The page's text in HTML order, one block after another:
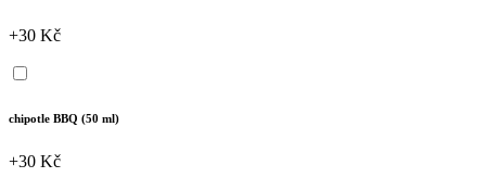
+30 Kč
chipotle BBQ (50 ml)
+30 Kč